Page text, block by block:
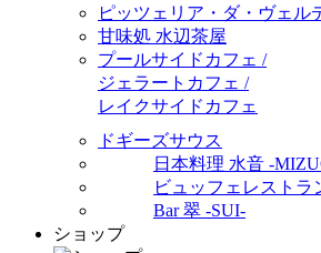
ピッツェリア・ダ・ヴェル
甘味処 水辺茶屋
プールサイドカフェ /
ジェラートカフェ /
レイクサイドカフェ
ドギーズサウス
日本料理 水音 -
ビュッフェレストラ
Bar 翠 -SUI-
ショップ